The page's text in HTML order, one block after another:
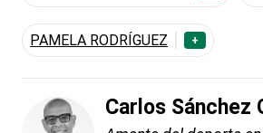
PAMELA RODRÍGUEZ +
Carlos Sánchez